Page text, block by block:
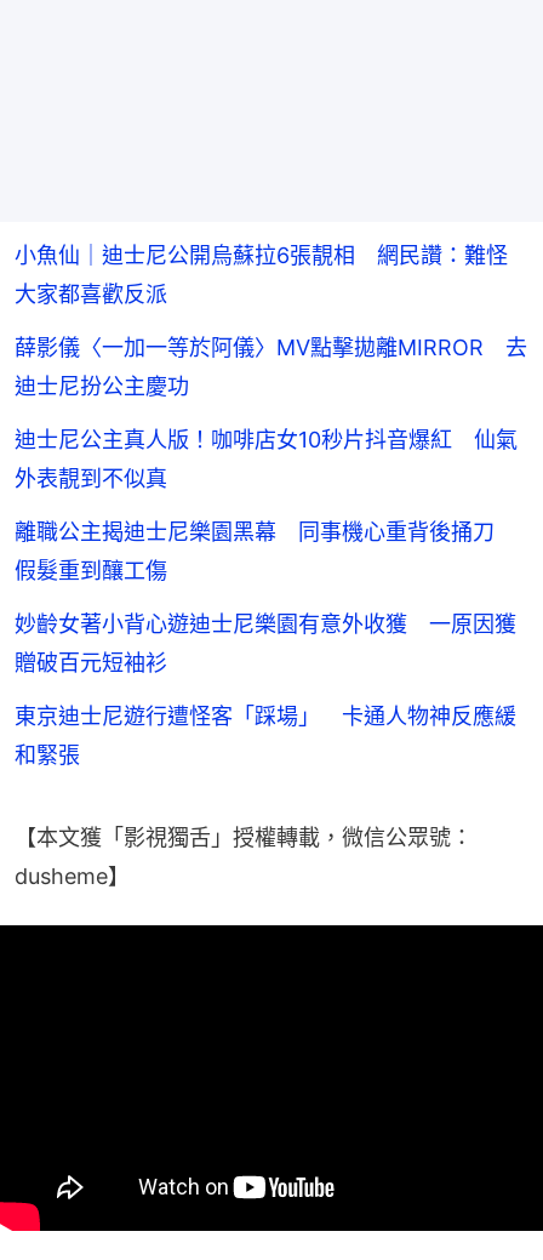
小魚仙｜迪士尼公開烏蘇拉6張靚相 網民讚：難怪
大家都喜歡反派
薛影儀〈一加一等於阿儀〉MV點擊拋離MIRROR 去
迪士尼扮公主慶功
迪士尼公主真人版！咖啡店女10秒片抖音爆紅 仙氣
外表靚到不似真
離職公主揭迪士尼樂園黑幕 同事機心重背後捅刀
假髮重到釀工傷
妙齡女著小背心遊迪士尼樂園有意外收獲 一原因獲
贈破百元短袖衫
東京迪士尼遊行遭怪客「踩場」 卡通人物神反應緩
和緊張
【本文獲「影視獨舌」授權轉載，微信公眾號：
dusheme】